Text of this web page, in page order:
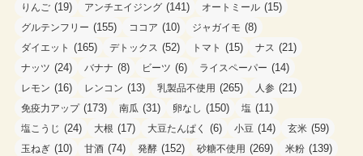
りんご (19) アンチエイジング (141) オートミール (15)
グルテンフリー (155) ココア (10) ジャガイモ (8)
ダイエット (165) デトックス (52) トマト (15) ナス (21)
ナッツ (24) バナナ (8) ビーツ (6) ライスペーパー (14)
レモン (16) レンコン (13) 乳製品不使用 (265) 人参 (21)
免疫力アップ(173) 南瓜 (31) 卵なし (150) 塩 (11)
塩こうじ (24) 大根 (17) 大豆たんぱく (6) 小豆 (14) 玄米 (59)
玉ねぎ (10) 甘酒 (74) 発酵 (152) 砂糖不使用 (269) 米粉 (139)